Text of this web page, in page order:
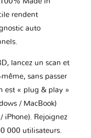
rendent
auto
lancez un scan et
sans passer
est « plug & play »
/ MacBook)
iPhone). Rejoignez
000 utilisateurs.